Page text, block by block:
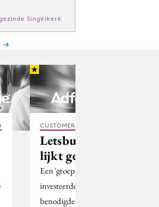
Singelkerk
CUSTOMER EXPERIENCE
Letsbuyit.com
lijkt gered
Een 'groep
investeerders' heeft de
benodigde vier miljoen